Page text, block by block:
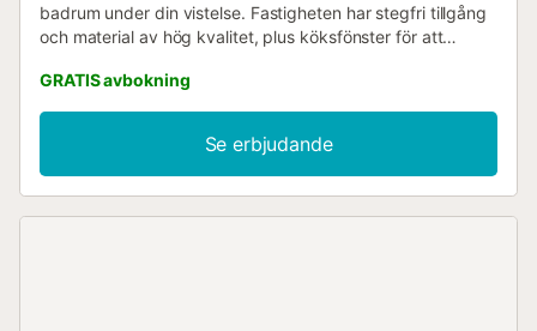
badrum under din vistelse. Fastigheten har stegfri tillgång
och material av hög kvalitet, plus köksfönster för att
luftkonditionering, värme, TV, Wi-Fi, ett fullt utrustat kök,
grill, balkong, täckt terrass, bergsutsikt och en babysäng.
Denna stuga erbjuder bekvämt boende och utmärkta
faciliteter för din grupp. Njut av den delade
utomhuspoolen, utomhusduschen och trädgården på
GRATIS avbokning
Se erbjudande